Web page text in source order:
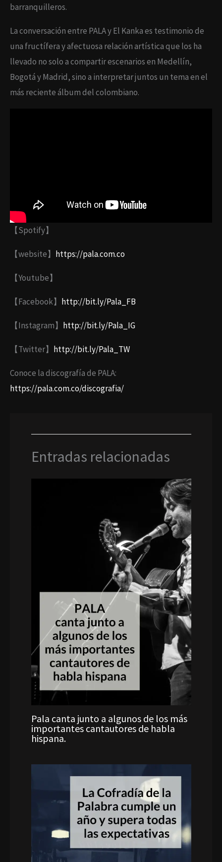
barranquilleros.
La conversación entre PALA y El Kanka es testimonio de
una fructífera y afectuosa relación artística que los ha
llevado no solo a compartir escenarios en Medellín,
Bogotá y Madrid, sino a interpretar juntos un tema en el
más reciente álbum del colombiano.
【Spotify】
【website】 https://pala.com.co
【Youtube】
【Facebook】 http://bit.ly/Pala_FB
【Instagram】 http://bit.ly/Pala_IG
【Twitter】 http://bit.ly/Pala_TW
Conoce la discografía de PALA:
https://pala.com.co/discografia/
Entradas relacionadas
Pala canta junto a algunos de los más
importantes cantautores de habla
hispana.